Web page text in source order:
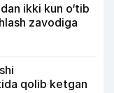
ikki kun o‘tib
zavodiga
qolib ketgan